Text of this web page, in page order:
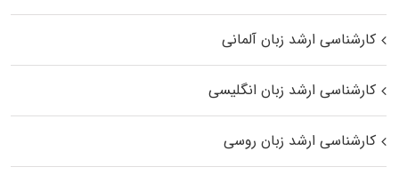
کارشناسی ارشد زبان آلمانی
کارشناسی ارشد زبان انگلیسی
کارشناسی ارشد زبان روسی